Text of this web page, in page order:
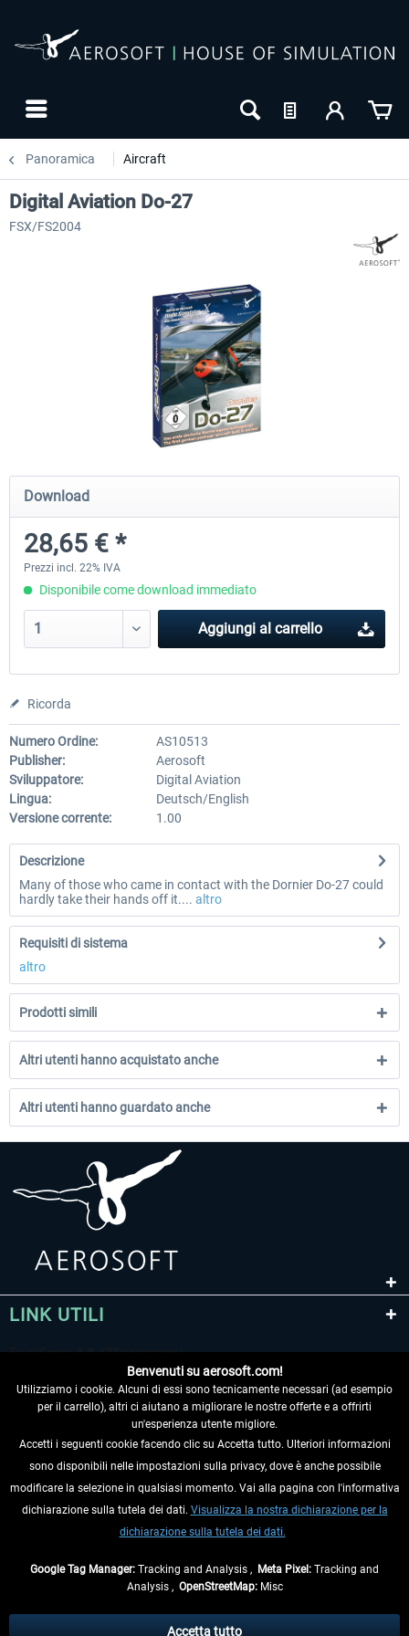
Panoramica Aircraft
Airbus Bundle
53,65 € *
iFly Jets-The 737NG for
Digital Aviation Do-27
FSX/FS2004
Download
28,65 € *
Prezzi incl. 22% IVA
Disponibile come download immediato
Aggiungi al carrello
Ricorda
Numero Ordine:
AS10513
Publisher:
Aerosoft
Sviluppatore:
Digital Aviation
Lingua:
Deutsch/English
Versione corrente:
1.00
Descrizione
Many of those who came in contact with the Dornier Do-27 could
hardly take their hands off it.... altro
Requisiti di sistema
altro
Prodotti simili
Altri utenti hanno acquistato anche
Altri utenti hanno guardato anche
LINK UTILI
RECEDERE DAL CONTRATTO
INFORMAZIONI
eventualmente le spese di spedizione, se non diversamente descritto.
Benvenuti su aerosoft.com!
Utilizziamo i cookie. Alcuni di essi sono tecnicamente necessari (ad esempio
per il carrello), altri ci aiutano a migliorare le nostre offerte e a offrirti
un'esperienza utente migliore.
Accetti i seguenti cookie facendo clic su Accetta tutto. Ulteriori informazioni
sono disponibili nelle impostazioni sulla privacy, dove è anche possibile
modificare la selezione in qualsiasi momento. Vai alla pagina con l'informativa
dichiarazione sulla tutela dei dati. Visualizza la nostra dichiarazione per la
dichiarazione sulla tutela dei dati.
Google Tag Manager: Tracking and Analysis , Meta Pixel: Tracking and
Analysis , OpenStreetMap:Misc
Accetta tutto